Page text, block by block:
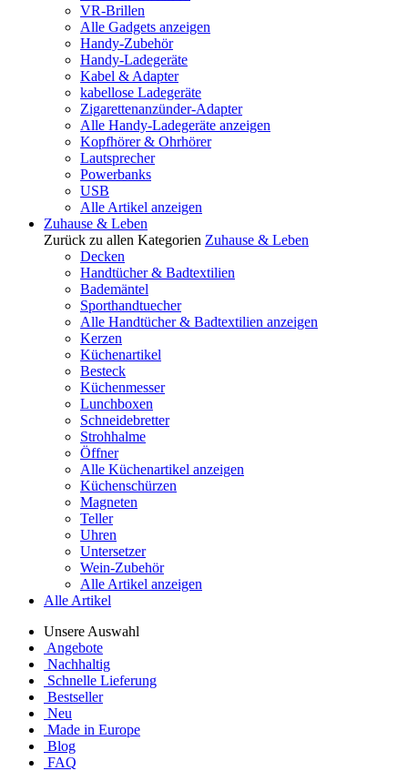
VR-Brillen
Alle Gadgets anzeigen
Handy-Zubehör
Handy-Ladegeräte
Kabel & Adapter
kabellose Ladegeräte
Zigarettenanzünder-Adapter
Alle Handy-Ladegeräte anzeigen
Kopfhörer & Ohrhörer
Lautsprecher
Powerbanks
USB
Alle Artikel anzeigen
Zuhause & Leben
Zurück zu allen Kategorien Zuhause & Leben
Decken
Handtücher & Badtextilien
Bademäntel
Sporthandtuecher
Alle Handtücher & Badtextilien anzeigen
Kerzen
Küchenartikel
Besteck
Küchenmesser
Lunchboxen
Schneidebretter
Strohhalme
Öffner
Alle Küchenartikel anzeigen
Küchenschürzen
Magneten
Teller
Uhren
Untersetzer
Wein-Zubehör
Alle Artikel anzeigen
Alle Artikel
Unsere Auswahl
Angebote
Nachhaltig
Schnelle Lieferung
Bestseller
Neu
Made in Europe
Blog
FAQ